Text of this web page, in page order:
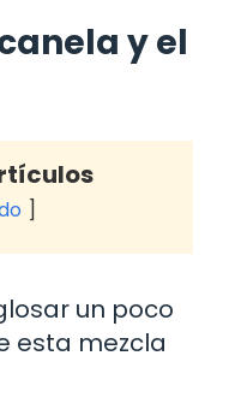
y el
un poco
esta mezcla